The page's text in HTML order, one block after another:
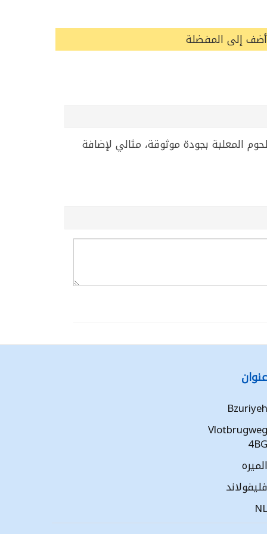
أضف إلى المفضلة
من اللحوم المعلبة بجودة موثوقة، مثالي لإضافة
عنوان
Bzuriyeh
Vlotbrugweg
4BG
الميره
فليفولاند
NL